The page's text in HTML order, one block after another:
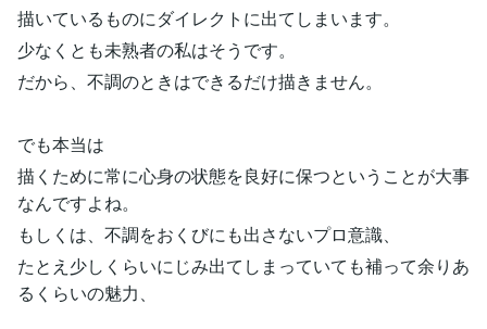
描いているものにダイレクトに出てしまいます。
少なくとも未熟者の私はそうです。
だから、不調のときはできるだけ描きません。
でも本当は
描くために常に心身の状態を良好に保つということが大事
なんですよね。
もしくは、不調をおくびにも出さないプロ意識、
たとえ少しくらいにじみ出てしまっていても補って余りあ
るくらいの魅力、